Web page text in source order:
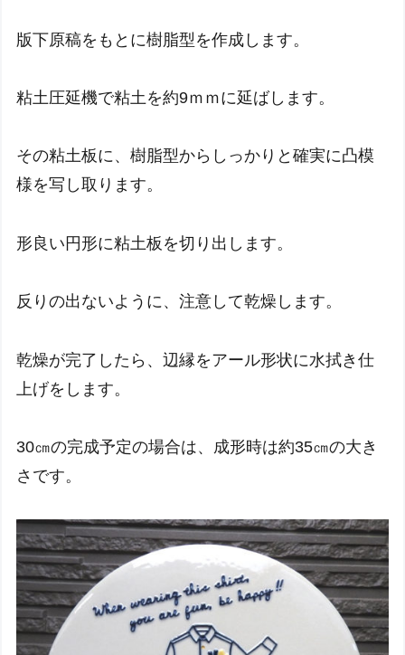
版下原稿をもとに樹脂型を作成します。
粘土圧延機で粘土を約9ｍｍに延ばします。
その粘土板に、樹脂型からしっかりと確実に凸模
様を写し取ります。
形良い円形に粘土板を切り出します。
反りの出ないように、注意して乾燥します。
乾燥が完了したら、辺縁をアール形状に水拭き仕
上げをします。
30㎝の完成予定の場合は、成形時は約35㎝の大き
さです。